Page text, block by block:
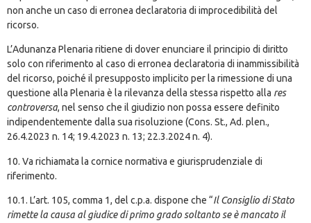
non anche un caso di erronea declaratoria di improcedibilità del
ricorso.
L’Adunanza Plenaria ritiene di dover enunciare il principio di diritto
solo con riferimento al caso di erronea declaratoria di inammissibilità
del ricorso, poiché il presupposto implicito per la rimessione di una
questione alla Plenaria è la rilevanza della stessa rispetto alla res
controversa, nel senso che il giudizio non possa essere definito
indipendentemente dalla sua risoluzione (Cons. St., Ad. plen.,
26.4.2023 n. 14; 19.4.2023 n. 13; 22.3.2024 n. 4).
10. Va richiamata la cornice normativa e giurisprudenziale di
riferimento.
10.1. L’art. 105, comma 1, del c.p.a. dispone che “Il Consiglio di Stato
rimette la causa al giudice di primo grado soltanto se è mancato il